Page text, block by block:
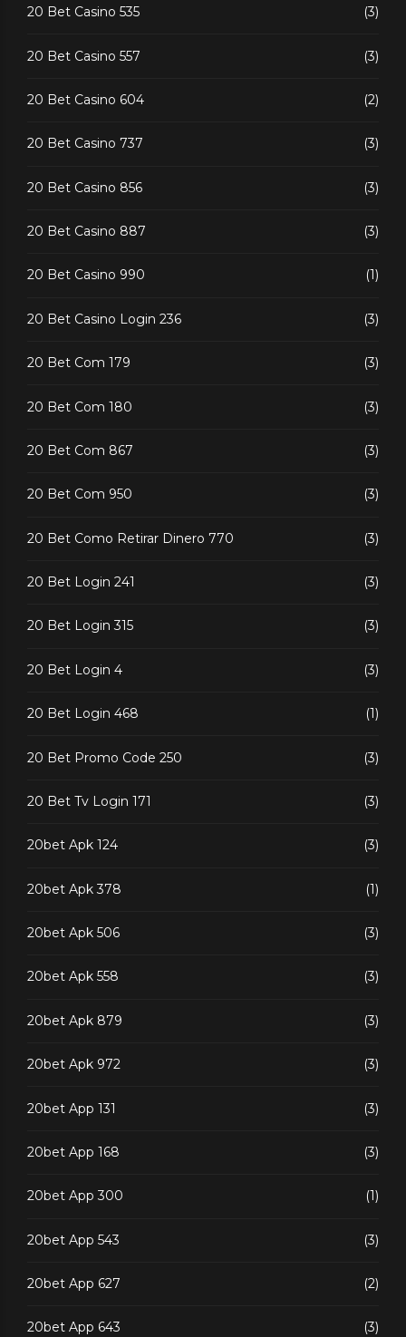
20 Bet Casino 535 (3)
20 Bet Casino 557 (3)
20 Bet Casino 604 (2)
20 Bet Casino 737 (3)
20 Bet Casino 856 (3)
20 Bet Casino 887 (3)
20 Bet Casino 990 (1)
20 Bet Casino Login 236 (3)
20 Bet Com 179 (3)
20 Bet Com 180 (3)
20 Bet Com 867 (3)
20 Bet Com 950 (3)
20 Bet Como Retirar Dinero 770 (3)
20 Bet Login 241 (3)
20 Bet Login 315 (3)
20 Bet Login 4 (3)
20 Bet Login 468 (1)
20 Bet Promo Code 250 (3)
20 Bet Tv Login 171 (3)
20bet Apk 124 (3)
20bet Apk 378 (1)
20bet Apk 506 (3)
20bet Apk 558 (3)
20bet Apk 879 (3)
20bet Apk 972 (3)
20bet App 131 (3)
20bet App 168 (3)
20bet App 300 (1)
20bet App 543 (3)
20bet App 627 (2)
20bet App 643 (3)